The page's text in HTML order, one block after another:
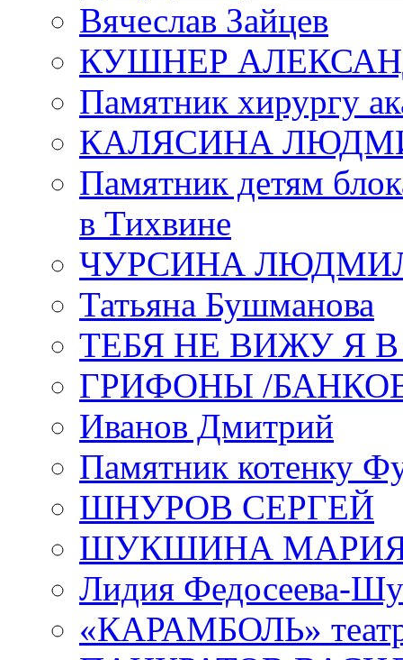
Вячеслав Зайцев
КУШНЕР
Памятник хирургу
КАЛЯСИНА
Памятник детям
в Тихвине
ЧУРСИНА
Татьяна Бушманова
ТЕБЯ НЕ ВИЖУ Я
ГРИФОНЫ /
Иванов Дмитрий
Памятник котенку
ШНУРОВ СЕРГЕЙ
ШУКШИНА
Лидия Федосеева-
«КАРАМБОЛЬ»